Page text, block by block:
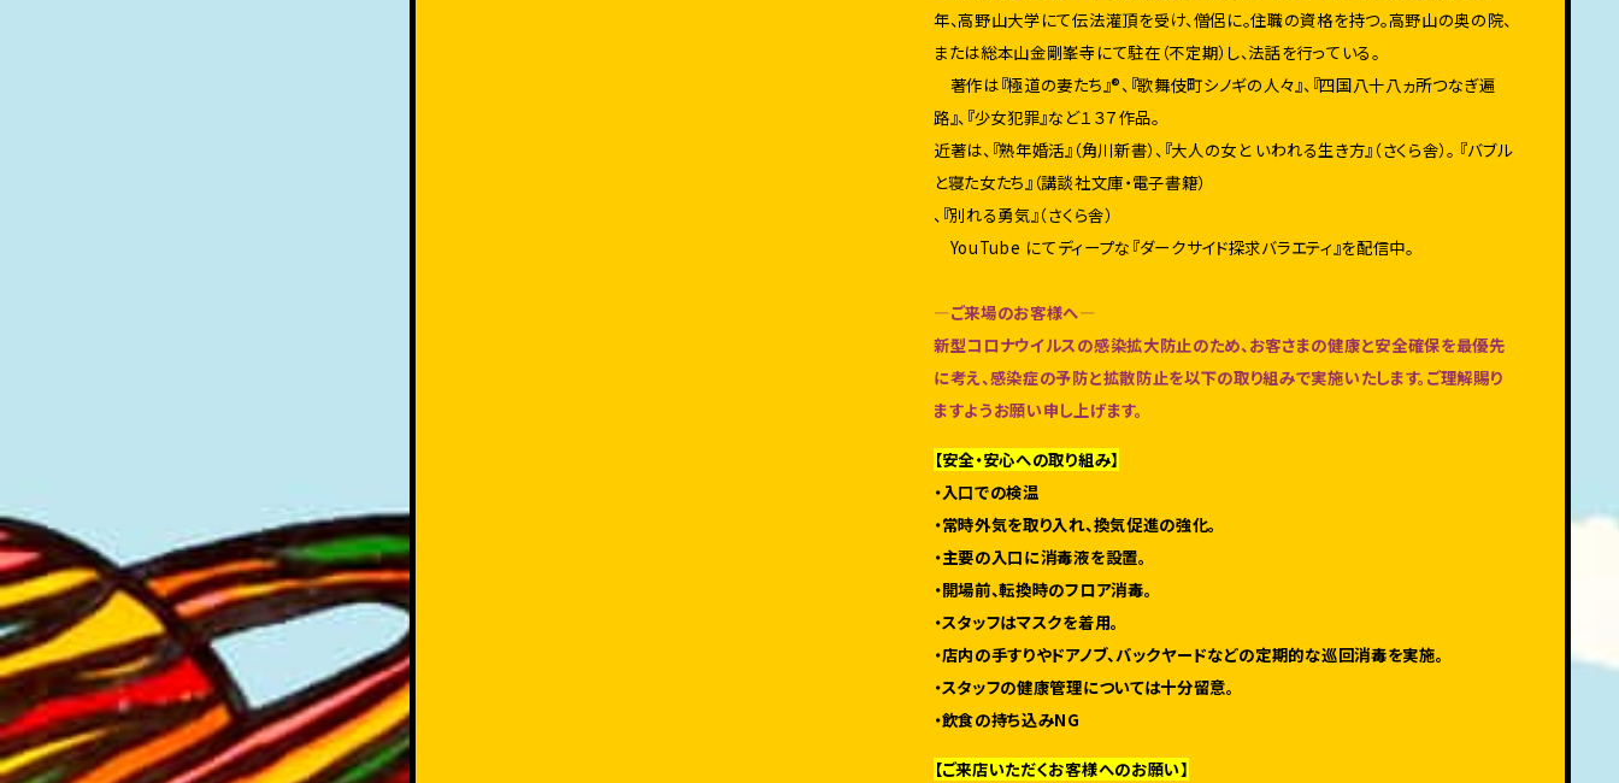
年、高野山大学にて伝法灌頂を受け、僧侶に。住職の資格を持つ。高野山の奥の院、
または総本山金剛峯寺にて駐在（不定期）し、法話を行っている。
著作は『極道の妻たち』®️、『歌舞伎町シノギの人々』、『四国八十八ヵ所つなぎ遍
路』、『少女犯罪』など１３７作品。
近著は、『熟年婚活』（角川新書）、『大人の女と いわれる生き方』（さくら舎）。 『バブル
と寝た女たち』（講談社文庫・電子書籍）
、『別れる勇気』（さくら舎）
YouTube にてディープな『ダークサイド探求バラエティ』を配信中。
—ご来場のお客様へ—
新型コロナウイルスの感染拡大防止のため、お客さまの健康と安全確保を最優先
に考え、感染症の予防と拡散防止を以下の取り組みで実施いたします。ご理解賜り
ますようお願い申し上げます。
【安全・安心への取り組み】
・入口での検温
・常時外気を取り入れ、換気促進の強化。
・主要の入口に消毒液を設置。
・開場前、転換時のフロア消毒。
・スタッフはマスクを着用。
・店内の手すりやドアノブ、バックヤードなどの定期的な巡回消毒を実施。
・スタッフの健康管理については十分留意。
・飲食の持ち込みNG
【ご来店いただくお客様へのお願い】